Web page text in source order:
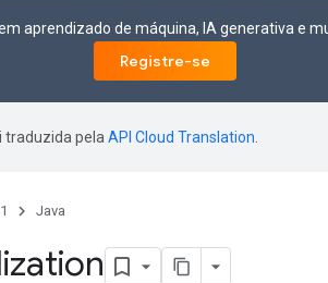
aprendizado de máquina, IA generativa e
Registre-se
traduzida pela API Cloud Translation
Java